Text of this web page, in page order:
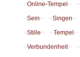
Online-Tempel
Sein
Singen
Stille
Tempel
Verbundenheit